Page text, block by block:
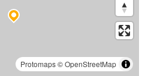
Protomaps©OpenStreetMap